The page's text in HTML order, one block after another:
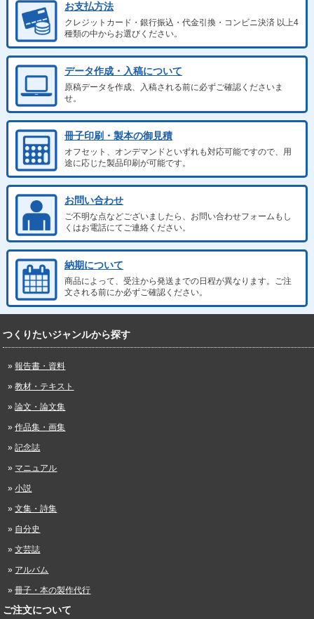
お支払方法
クレジットカード・銀行振込・代金引換・コンビニ決済 以上4
種類の中からお選びください。
データ作成・入稿について
原稿データを作成、入稿される前に必ずご確認くださいま
せ。
冊子印刷・製本の御見積
オフセット、オンデマンドといずれも対応可能ですので、用
途に応じた製品印刷が可能です。
お問い合わせ
ご不明な点などございましたら、お問い合わせフォームもし
くはお電話にてご連絡ください。
納期について
商品によって、受注から発送までの日程が異なります。ご注
文される前にか必ずご確認ください。
つくりたいジャンルから探す
報告書・資料
教材・テキスト
論文・論文集
作品集・画集
記念誌
マニュアル
小説
文集・詩集
自分史
文芸誌
アルバム
冊子・本の製作代行
ご注文について